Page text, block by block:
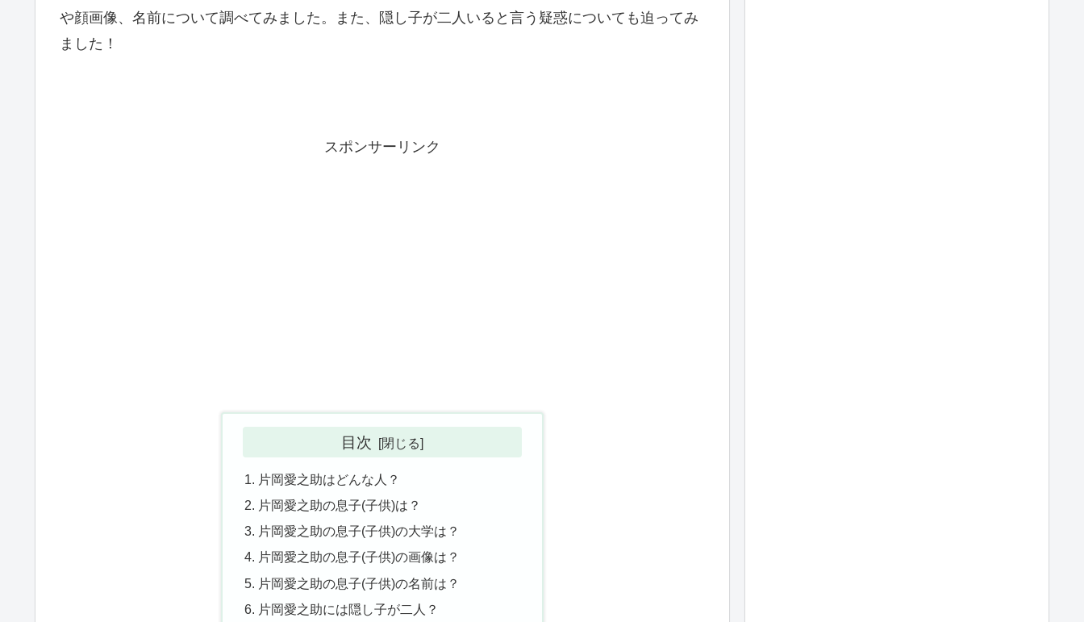
や顔画像、名前について調べてみました。また、隠し子が二人いると言う疑惑についても迫ってみ
ました！
スポンサーリンク
目次
片岡愛之助はどんな人？
片岡愛之助の息子(子供)は？
片岡愛之助の息子(子供)の大学は？
片岡愛之助の息子(子供)の画像は？
片岡愛之助の息子(子供)の名前は？
片岡愛之助には隠し子が二人？